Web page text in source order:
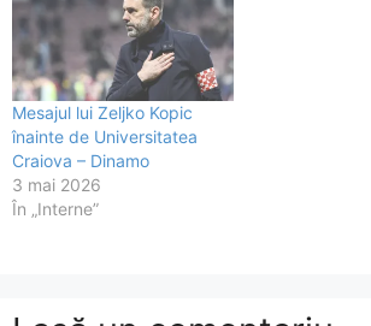
Mesajul lui Zeljko Kopic
înainte de Universitatea
Craiova – Dinamo
3 mai 2026
În „Interne”